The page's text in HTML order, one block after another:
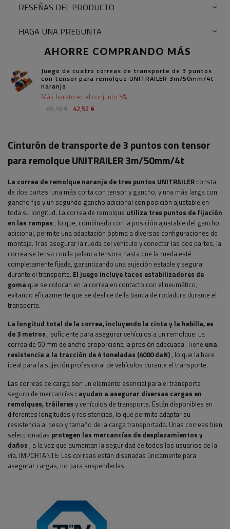
RESEÑAS DEL PRODUCTO
HAGA UNA PREGUNTA
AHORRE COMPRANDO MÁS
Juego de cuatro correas de transporte de 3 puntos
con tensor para remolque UNITRAILER 3m/50mm/4t
naranja
45,16 € 42,52 €
Más barato en el conjunto 5%
Cinturón de transporte de 3 puntos con tensor
para remolque UNITRAILER 3m/50mm/4t
La correa de remolque naranja de tres puntos UNITRAILER consta
de dos partes: una más corta con tensor y gancho, y una más larga con
gancho fijo y un segundo gancho adicional con posición ajustable en
toda su longitud. La correa de remolque utiliza tres puntos de fijación
en las rampas , lo que, combinado con la posición ajustable del gancho
adicional, permite una adaptación óptima a diversas configuraciones de
montaje. Tras asegurar la rueda del vehículo y conectar las dos partes, la
correa se tensa con la palanca tensora hasta que la rueda esté
completamente fijada, garantizando una sujeción estable y segura
durante el transporte. El juego incluye tacos estabilizadores de
goma que se colocan en la correa en contacto con el neumático,
evitando eficazmente que se deslice de la banda de rodadura durante el
transporte.
La longitud total de la correa, incluyendo la cinta y la hebilla, es
de 3 metros , suficiente para asegurar vehículos a un remolque. La
correa de 50 mm de ancho proporciona la presión adecuada. Tiene una
resistencia a la tracción de 4 toneladas (4000 daN), lo que la hace
ideal para la sujeción profesional de vehículos durante el transporte.
Las correas de carga son un elemento esencial para el transporte
seguro de mercancías : ayudan a asegurar diversas cargas en
remolques, tráileres y vehículos de transporte. Están disponibles en
diferentes longitudes y resistencias, lo que permite adaptar su
resistencia al peso y tamaño de la carga transportada. Unas correas bien
seleccionadas protegen las mercancías de desplazamientos y
daños , a la vez que aumentan la seguridad de todos los usuarios de la
vía. IMPORTANTE: Las correas están diseñadas únicamente para
asegurar cargas, no para suspenderlas.